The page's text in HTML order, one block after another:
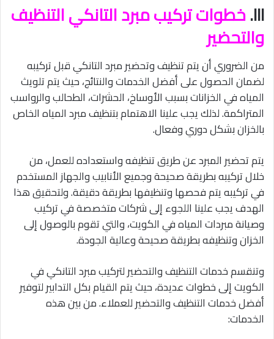
III. خطوات تركيب مبرد التانكي التنظيف
والتحضير
من الضروري أن يتم تنظيف وتحضير مبرد التانكي قبل تركيبه
لضمان الحصول على أفضل الخدمات والنتائج، حيث يتم تلويث
المياه في الخزانات بسبب الأوساخ، الحشرات، الطحالب والرواسب
المتراكمة. لذلك يجب علينا الاهتمام بتنظيف مبرد المياه الخاص
بالخزان بشكل دوري وفعال.
يتم تحضير المبرد عن طريق تنظيفه واستعداده للعمل، من
خلال تركيبه بطريقة صحيحة وجميع الأنابيب والجهاز المستخدم
في تركيبه يتم فحصها وتنظيفها بطريقة دقيقة. ولتحقيق هذا
الهدف يجب علينا اللجوء إلى شركات متخصصة في تركيب
وصيانة مبردات المياه في الكويت، والتي تقوم بالوصول إلى
الخزان وتنظيفه بطريقة صحيحة وعالية الجودة.
وتنقسم خدمات التنظيف والتحضير لتركيب مبرد التانكي في
الكويت إلى خطوات عديدة، حيث يتم القيام بكل التدابير لتوفير
أفضل خدمات التنظيف والتحضير للعملاء. من بين هذه
الخدمات: